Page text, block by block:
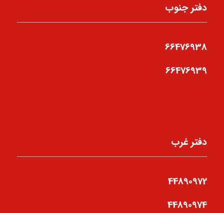
دفتر جنوب
66476938
66476939
دفتر غرب
44890972
44890974